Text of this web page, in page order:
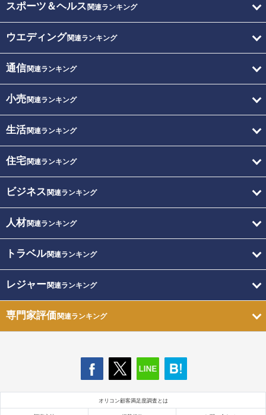
スポーツ＆ヘルス 関連ランキング
ウエディング関連ランキング
通信関連ランキング
小売関連ランキング
生活関連ランキング
住宅関連ランキング
ビジネス 関連ランキング
人材関連ランキング
トラベル関連ランキング
レジャー関連ランキング
専門家評価関連ランキング
オリコン顧客満足度調査とは